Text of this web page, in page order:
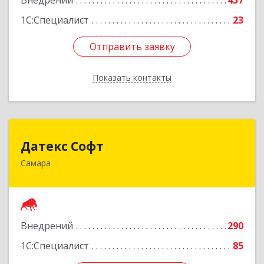
1С:Специалист
23
Отправить заявку
Показать контакты
Отправить заявку
Назад
Датекс Софт
Самара
Внедрений
290
1С:Специалист
85
443070, Самарская обл, Самара г, Партизанская